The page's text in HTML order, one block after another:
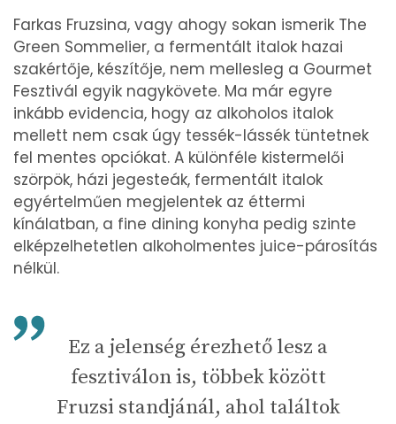
Farkas Fruzsina, vagy ahogy sokan ismerik The
Green Sommelier, a fermentált italok hazai
szakértője, készítője, nem mellesleg a Gourmet
Fesztivál egyik nagykövete. Ma már egyre
inkább evidencia, hogy az alkoholos italok
mellett nem csak úgy tessék-lássék tüntetnek
fel mentes opciókat. A különféle kistermelői
szörpök, házi jegesteák, fermentált italok
egyértelműen megjelentek az éttermi
kínálatban, a fine dining konyha pedig szinte
elképzelhetetlen alkoholmentes juice-párosítás
nélkül.
Ez a jelenség érezhető lesz a
fesztiválon is, többek között
Fruzsi standjánál, ahol találtok